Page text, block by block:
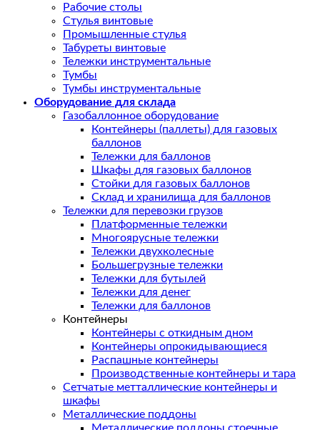
Рабочие столы
Стулья винтовые
Промышленные стулья
Табуреты винтовые
Тележки инструментальные
Тумбы
Тумбы инструментальные
Оборудование для склада
Газобаллонное оборудование
Контейнеры (паллеты) для газовых
баллонов
Тележки для баллонов
Шкафы для газовых баллонов
Стойки для газовых баллонов
Склад и хранилища для баллонов
Тележки для перевозки грузов
Платформенные тележки
Многоярусные тележки
Тележки двухколесные
Большегрузные тележки
Тележки для бутылей
Тележки для денег
Тележки для баллонов
Контейнеры
Контейнеры с откидным дном
Контейнеры опрокидывающиеся
Распашные контейнеры
Производственные контейнеры и тара
Сетчатые метталлические контейнеры и
шкафы
Металлические поддоны